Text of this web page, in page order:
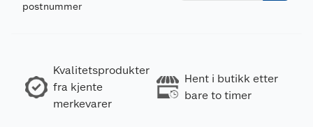
postnummer
Kvalitetsprodukter
fra kjente
merkevarer
Hent i butikk etter
bare to timer